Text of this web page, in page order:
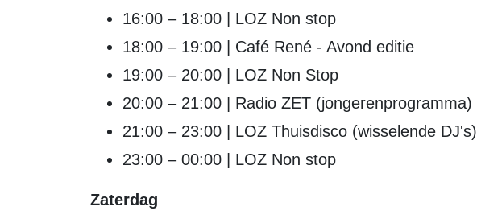
16:00 – 18:00 | LOZ Non stop
18:00 – 19:00 | Café René - Avond editie
19:00 – 20:00 | LOZ Non Stop
20:00 – 21:00 | Radio ZET (jongerenprogramma)
21:00 – 23:00 | LOZ Thuisdisco (wisselende DJ's)
23:00 – 00:00 | LOZ Non stop
Zaterdag